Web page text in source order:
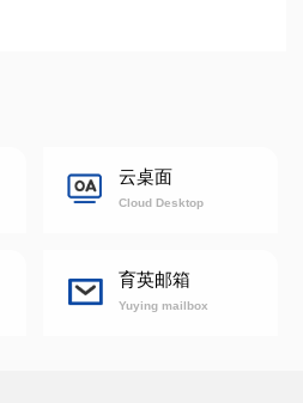
云桌面
Cloud Desktop
育英邮箱
Yuying mailbox